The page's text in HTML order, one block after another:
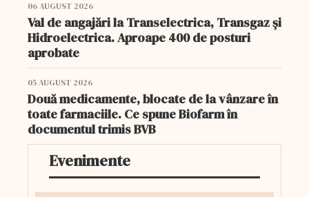
06 AUGUST 2026
Val de angajări la Transelectrica, Transgaz și
Hidroelectrica. Aproape 400 de posturi
aprobate
05 AUGUST 2026
Două medicamente, blocate de la vânzare în
toate farmaciile. Ce spune Biofarm în
documentul trimis BVB
Evenimente